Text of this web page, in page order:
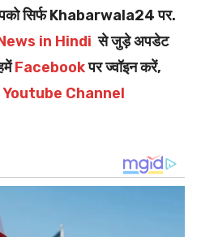
सिर्फ Khabarwala24 पर.
in Hindi से जुड़े अपडेट
Facebookपर ज्वॉइन करें,
Youtube Channel